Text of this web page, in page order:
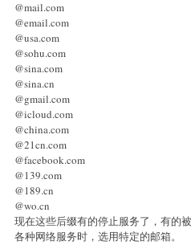
@mail.com
@email.com
@usa.com
@sohu.com
@sina.com
@sina.cn
@gmail.com
@icloud.com
@china.com
@21cn.com
@facebook.com
@139.com
@189.cn
@wo.cn
现在这些后缀有的停止服务了，有的
各种网络服务时，选用特定的邮箱。